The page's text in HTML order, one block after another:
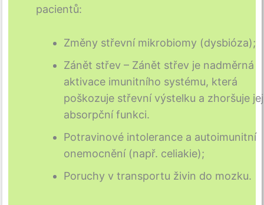
pacientů:
Změny střevní mikrobiomy (dysbióza);
Zánět střev – Zánět střev je nadměrná
aktivace imunitního systému, která
poškozuje střevní výstelku a zhoršuje
absorpční funkci.
Potravinové intolerance a autoimunitní
onemocnění (např. celiakie);
Poruchy v transportu živin do mozku.